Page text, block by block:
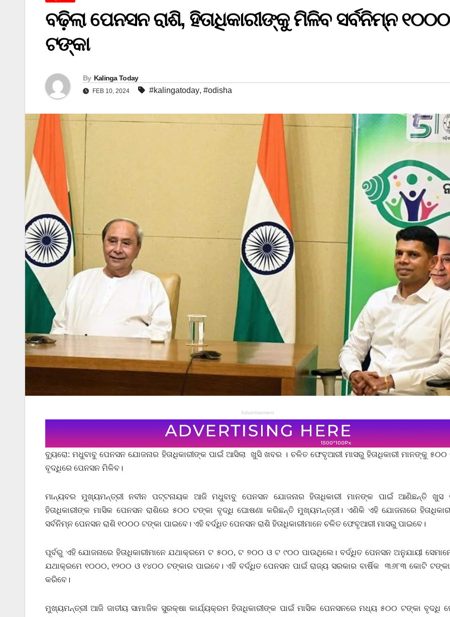
ବଢ଼ିଲା ପେନସନ ରାଶି, ହିତାଧିକାରୀଙ୍କୁ ମିଳିବ ସର୍ବନିମ୍ନ ୧୦୦୦
ଟଙ୍କା
By Kalinga Today
FEB 10, 2024 #kalingatoday, #odisha
Advertisement
ବ୍ୟୁରୋ: ମଧୁବାବୁ ପେନସନ ଯୋଜନାର ହିତାଧିକାରୀଙ୍କ ପାଇଁ ଆସିଲା ଖୁସି ଖବର । ଚଳିତ ଫେବୃଆରୀ ମାସରୁ ହିତାଧିକାରୀ ମାନଙ୍କୁ ୫୦୦
ବୃଦ୍ଧିରେ ପେନସନ ମିଳିବ।
ମାନ୍ୟବର ମୁଖ୍ୟମନ୍ତ୍ରୀ ନବୀନ ପଟ୍ଟନାୟକ ଆଜି ମଧୁବାବୁ ପେନସନ ଯୋଜନାର ହିତାଧିକାରୀ ମାନଙ୍କ ପାଇଁ ଆଣିଛନ୍ତି ଖୁସ
ହିତାଧିକାରୀଙ୍କ ମାସିକ ପେନସନ ରାଶିରେ ୫୦୦ ଟଙ୍କା ବୃଦ୍ଧି ଘୋଷଣା କରିଛନ୍ତି ମୁଖ୍ୟମନ୍ତ୍ରୀ। ଏଣିକି ଏହି ଯୋଜନାରେ
ସର୍ବନିମ୍ନ ପେନସନ ରାଶି ୧୦୦୦ ଟଙ୍କା ପାଇବେ। ଏହି ବର୍ଦ୍ଧିତ ପେନସନ ରାଶି ହିତାଧିକାରୀମାନେ ଚଳିତ ଫେବୃଆରୀ ମାସରୁ ପାଇବେ।
ପୂର୍ବରୁ ଏହି ଯୋଜନାରେ ହିତାଧିକାରୀମାନେ ଯଥାକ୍ରମେ ଟ ୫୦୦, ଟ ୭୦୦ ଓ ଟ ୯୦୦ ପାଉଥିଲେ। ବର୍ଦ୍ଧିତ ପେନସନ ଅନୁଯାୟୀ
ଯଥାକ୍ରମେ ୧୦୦୦, ୧୨୦୦ ଓ ୧୪୦୦ ଟଙ୍କାର ପାଇବେ। ଏହି ବର୍ଦ୍ଧିତ ପେନସନ ପାଇଁ ରାଜ୍ୟ ସରକାର ବାର୍ଷିକ ୩୬୮୩ କୋଟି ଟଙ୍କା
କରିବେ।
ମୁଖ୍ୟମନ୍ତ୍ରୀ ଆଜି ଜାତୀୟ ସାମାଜିକ ସୁରକ୍ଷା କାର୍ଯ୍ୟକ୍ରମ ହିତାଧିକାରୀଙ୍କ ପାଇଁ ମାସିକ ପେନସନରେ ମଧ୍ୟ ୫୦୦ ଟଙ୍କା ବୃଦ୍ଧି